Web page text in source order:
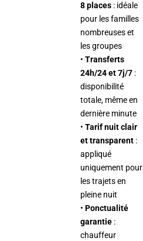
8 places : idéale
pour les familles
nombreuses et
les groupes
• Transferts
24h/24 et 7j/7 :
disponibilité
totale, même en
dernière minute
• Tarif nuit clair
et transparent :
appliqué
uniquement pour
les trajets en
pleine nuit
• Ponctualité
garantie :
chauffeur